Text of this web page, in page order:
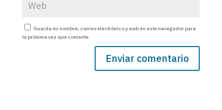
Guarda mi nombre, correo electrónico y web en este navegador para
la próxima vez que comente.